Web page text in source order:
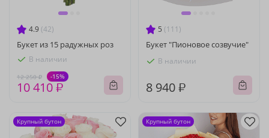
4.9 (42)
Букет из 15 радужных роз
В наличии
12 250 ₽ -15%
10 410 ₽
5 (111)
Букет "Пионовое созвучие"
В наличии
8 940 ₽
Крупный бутон Крупный бутон